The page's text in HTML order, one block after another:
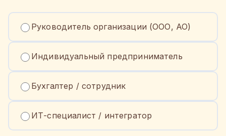
Руководитель организации (ООО, АО)
Индивидуальный предприниматель
Бухгалтер / сотрудник
ИТ-специалист / интегратор